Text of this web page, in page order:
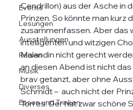
Events
Lesungen
Ausstellungen
Reisen
Musik
Diverses
Essen und Trinken
Cendrillon) aus der Asche in
Prinzen. So könnte man kurz
zusammenfassen. Aber das
intelligenten und witzigen
Malandin nicht gerecht
an diesen Abend ist nicht
brav getanzt, aber ohne
Schmidt –  auch nicht der
Torres. Der hat zwar schöne